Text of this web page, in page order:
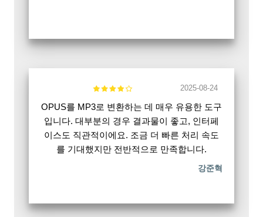
2025-08-24
OPUS를 MP3로 변환하는 데 매우 유용한 도구
입니다. 대부분의 경우 결과물이 좋고, 인터페
이스도 직관적이에요. 조금 더 빠른 처리 속도
를 기대했지만 전반적으로 만족합니다.
강준혁